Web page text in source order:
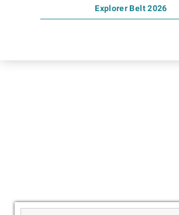
Explorer Belt 2026